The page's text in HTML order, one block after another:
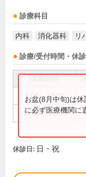
診療科目
内科 消化器科 リ
診療/受付時間・休診
9:00～12:30 ●
14:00～18:00 ●
お盆(8月中旬)は
に必ず医療機関に
休診日: 日・祝